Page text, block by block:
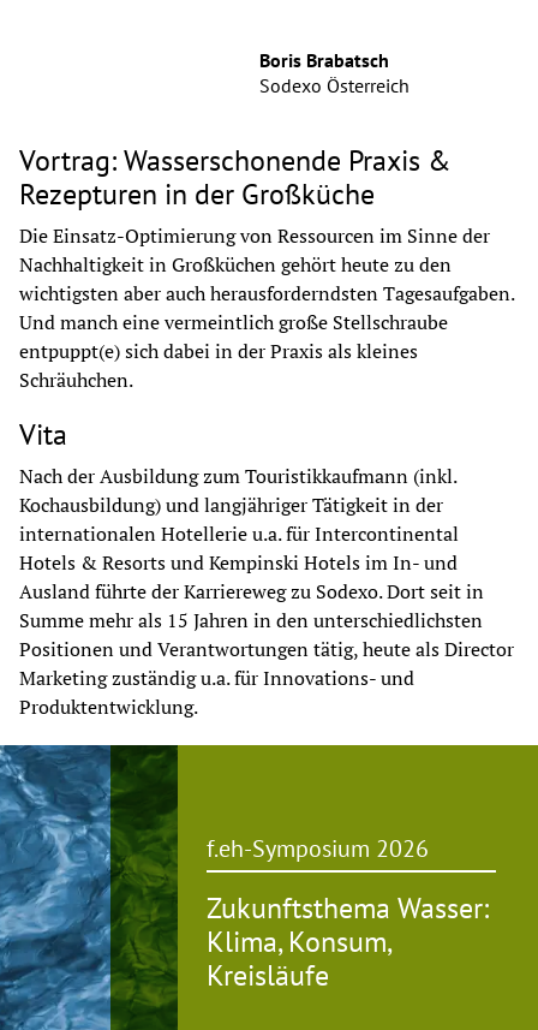
Boris Brabatsch
Sodexo Österreich
Vortrag: Wasserschonende Praxis &
Rezepturen in der Großküche
Die Einsatz-Optimierung von Ressourcen im Sinne der
Nachhaltigkeit in Großküchen gehört heute zu den
wichtigsten aber auch herausforderndsten Tagesaufgaben.
Und manch eine vermeintlich große Stellschraube
entpuppt(e) sich dabei in der Praxis als kleines
Schräuhchen.
Vita
Nach der Ausbildung zum Touristikkaufmann (inkl.
Kochausbildung) und langjähriger Tätigkeit in der
internationalen Hotellerie u.a. für Intercontinental
Hotels & Resorts und Kempinski Hotels im In- und
Ausland führte der Karriereweg zu Sodexo. Dort seit in
Summe mehr als 15 Jahren in den unterschiedlichsten
Positionen und Verantwortungen tätig, heute als Director
Marketing zuständig u.a. für Innovations- und
Produktentwicklung.
f.eh-Symposium 2026
Zukunftsthema Wasser:
Klima, Konsum,
Kreisläufe